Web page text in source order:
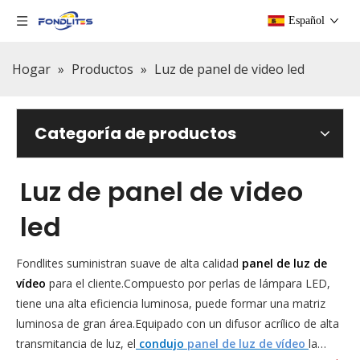
Español
Hogar » Productos » Luz de panel de video led
Categoría de productos
Luz de panel de video
led
Fondlites suministran suave de alta calidad panel de luz de
vídeo para el cliente.Compuesto por perlas de lámpara LED,
tiene una alta eficiencia luminosa, puede formar una matriz
luminosa de gran área.Equipado con un difusor acrílico de alta
transmitancia de luz, el condujo panel de luz de vídeo la